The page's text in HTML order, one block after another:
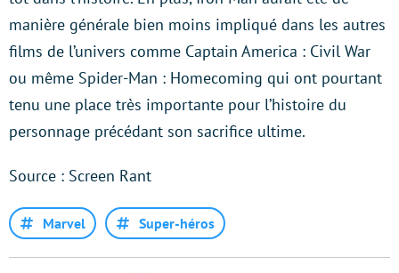
manière générale bien moins impliqué dans les autres
films de l’univers comme Captain America : Civil War
ou même Spider-Man : Homecoming qui ont pourtant
tenu une place très importante pour l’histoire du
personnage précédant son sacrifice ultime.
Source : Screen Rant
Marvel Super-héros